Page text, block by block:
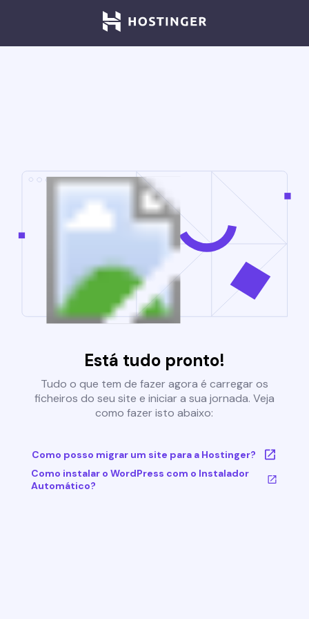
Está tudo pronto!
Tudo o que tem de fazer agora é carregar os
ficheiros do seu site e iniciar a sua jornada. Veja
como fazer isto abaixo:
Como posso migrar um site para a Hostinger?
Como instalar o WordPress com o Instalador
Automático?